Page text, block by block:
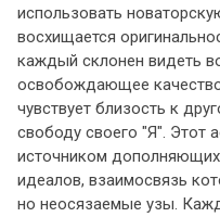
использовать
восхищается
каждый склонен видеть
освобождающее
чувствует близость к
свободу своего "Я". Этот
источником дополняющих
идеалов, взаимосвязь
но неосязаемые узы.